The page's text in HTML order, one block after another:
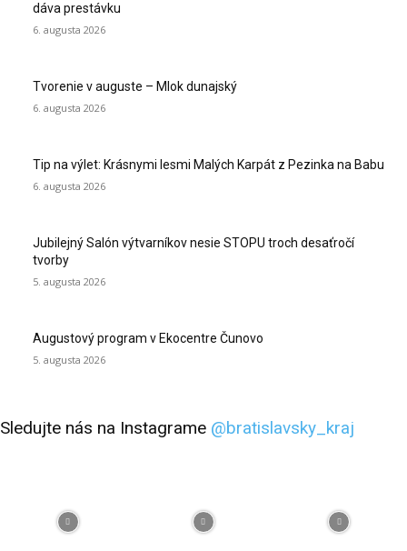
dáva prestávku
6. augusta 2026
Tvorenie v auguste – Mlok dunajský
6. augusta 2026
Tip na výlet: Krásnymi lesmi Malých Karpát z Pezinka na Babu
6. augusta 2026
Jubilejný Salón výtvarníkov nesie STOPU troch desaťročí
tvorby
5. augusta 2026
Augustový program v Ekocentre Čunovo
5. augusta 2026
Sledujte nás na Instagrame @bratislavsky_kraj